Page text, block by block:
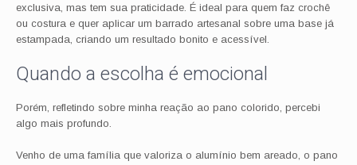
exclusiva, mas tem sua praticidade. É ideal para quem faz crochê
ou costura e quer aplicar um barrado artesanal sobre uma base já
estampada, criando um resultado bonito e acessível.
Quando a escolha é emocional
Porém, refletindo sobre minha reação ao pano colorido, percebi
algo mais profundo.
Venho de uma família que valoriza o alumínio bem areado, o pano